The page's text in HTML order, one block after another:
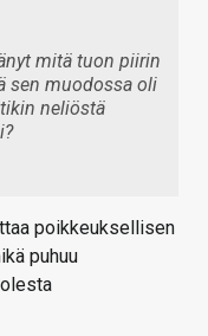
mitä tuon piirin
sen muodossa oli
neliöstä
poikkeuksellisen
puhuu